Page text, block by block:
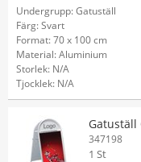
Undergrupp: Gatuställ
Färg: Svart
Format: 70 x 100 cm
Material: Aluminium
Storlek: N/A
Tjocklek: N/A
Gatuställ
347198
1 St